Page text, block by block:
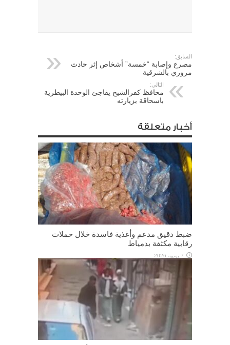
السابق:
مصرع وإصابة “خمسة” أشخاص إثر حادث
مروري بالشرقية
التالي:
محافظ كفرالشيخ يفاجئ الوحدة البيطرية
باسحاقة بزيارته
أخبار متعلقة
ضبط دقيق مدعم وأغذية فاسدة خلال حملات
رقابية مكثفة بدمياط
7 يونيو، 2026